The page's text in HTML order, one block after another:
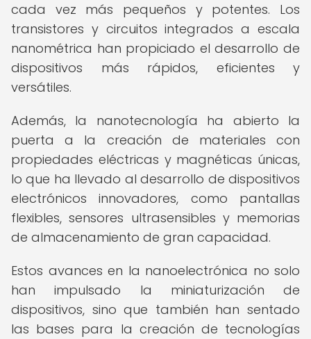
cada vez más pequeños y potentes. Los
transistores y circuitos integrados a escala
nanométrica han propiciado el desarrollo de
dispositivos más rápidos, eficientes y
versátiles.
Además, la nanotecnología ha abierto la
puerta a la creación de materiales con
propiedades eléctricas y magnéticas únicas,
lo que ha llevado al desarrollo de dispositivos
electrónicos innovadores, como pantallas
flexibles, sensores ultrasensibles y memorias
de almacenamiento de gran capacidad.
Estos avances en la nanoelectrónica no solo
han impulsado la miniaturización de
dispositivos, sino que también han sentado
las bases para la creación de tecnologías